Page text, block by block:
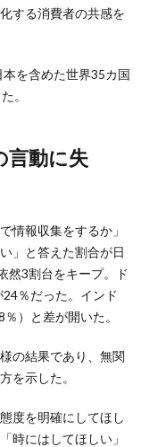
する消費者の共感を
を含めた世界35カ国
。
情報収集をするか」
」と答えた割合が日
然3割台をキープ。ド
％だった。インド
）と差が開いた。
の結果であり、無関
を示した。
度を明確にしてほし
時にはしてほしい」